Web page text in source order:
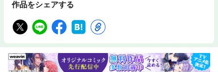
作品をシェアする